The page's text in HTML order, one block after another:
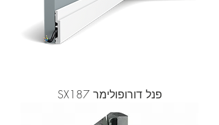
פנל דורופולימר SX187